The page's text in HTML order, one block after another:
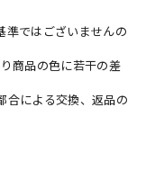
準ではございませんの
商品の色に若干の差
合による交換、返品の